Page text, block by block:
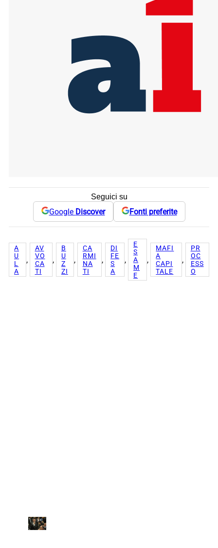
Seguici su
Google Discover Fonti preferite
A
U
L
A
,
AV
VO
CA
TI
,
B
U
Z
ZI
,
CA
RMI
NA
TI
,
DI
FE
S
A
,
E
S
A
M
E
,
MAFI
A
CAPI
TALE
,
PR
OC
ESS
O